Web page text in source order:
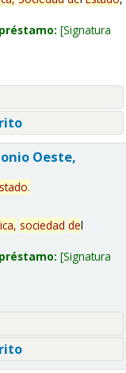
Signatura
Oeste,
.
sociedad del
Signatura